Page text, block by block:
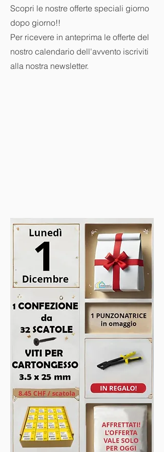
Scopri le nostre offerte speciali giorno
dopo giorno!!
Per ricevere in anteprima le offerte del
nostro calendario dell'avvento iscriviti
alla nostra newsletter.